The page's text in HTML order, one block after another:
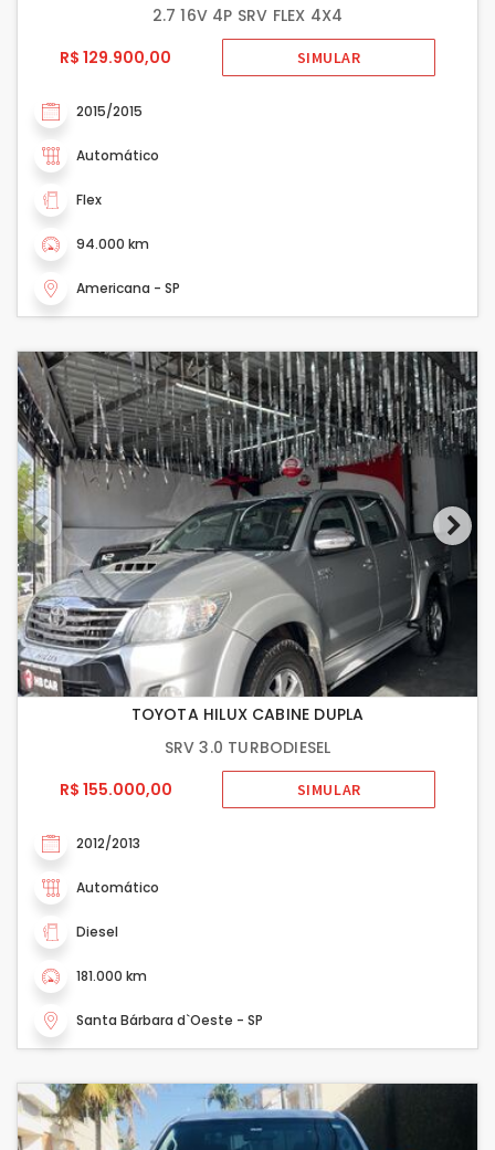
2.7 16V 4P SRV FLEX 4X4
R$ 129.900,00
SIMULAR
2015/2015
Automático
Flex
94.000 km
Americana - SP
TOYOTA HILUX CABINE DUPLA
SRV 3.0 TURBODIESEL
R$ 155.000,00
SIMULAR
2012/2013
Automático
Diesel
181.000 km
Santa Bárbara d`Oeste - SP